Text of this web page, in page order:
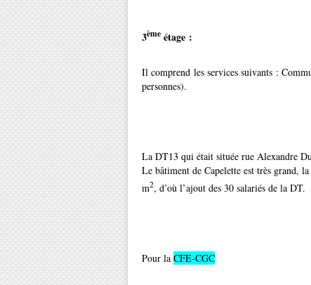
3ème étage :
Il comprend les services suivants :
personnes).
La DT13 qui était située rue Alexandre
Le bâtiment de Capelette est très grand,
m2, d’où l’ajout des 30 salariés de la DT.
Pour la CFE-CGC